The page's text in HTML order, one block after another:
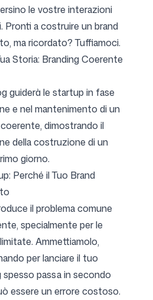
le vostre interazioni
Pronti a costruire un brand
ma ricordato? Tuffiamoci.
Storia: Branding Coerente
guiderà le startup in fase
e nel mantenimento di un
dimostrando il
della costruzione di un
giorno.
Perché il Tuo Brand
il problema comune
specialmente per le
Ammettiamolo,
per lanciare il tuo
passa in secondo
essere un errore costoso.